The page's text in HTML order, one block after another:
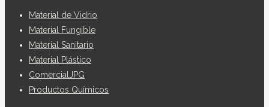
Material de Vidrio
Material Fungible
Material Sanitario
Material Plástico
ComercialJPG
Productos Químicos